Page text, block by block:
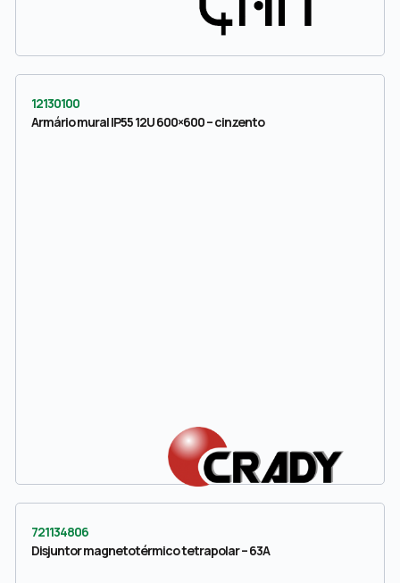
12130100
Armário mural IP55 12U 600×600 – cinzento
721134806
Disjuntor magnetotérmico tetrapolar – 63A